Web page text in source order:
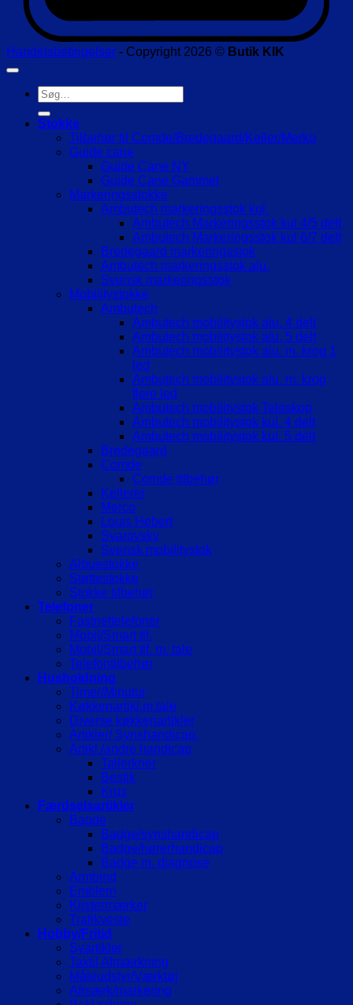
Handelsbetingelser - Copyright 2026 © Butik KIK
Søg
efter:
Stokke
Tilbehør til Comde/Bredegaard/Keller/Merko
Guide cane
Guide Cane NY
Guide Cane Gammel
Markeringsstokke
Ambutech markeringsstok kul.
Ambutech Markeringsstok kul 4/5 delt
Ambutech Markeringsstok kul 6/7 delt
Bredegaard markeringsstok
Ambutech markeringsstok alu.
Svensk markeringsstok
Mobilitystokke
Ambutech
Ambutech mobilitystok alu. 4 delt
Ambutech mobilitystok alu. 5 delt
Ambutech mobilitystok alu. m. krog 1
led
Ambutech mobilitystok alu. m. krog
flere led
Ambutech mobilitystok Teleskop
Ambutech mobilitystok kul. 4 delt
Ambutech mobilitystok kul. 5 delt
Bredegaard
Comde
Comde tilbehør
Kellerer
Merco
Louis Hebert
Svarovsky
Svensk mobilitystok
Albuestokke
Støttestokke
Stokke tilbehør
Telefoner
Fastnettelefoner
Mobil/Smart tlf.
Mobil/Smart tlf. m. tale
Telefontilbehør
Husholdning
Timer/Minutur
Køkkenartikl.m.tale
Diverse køkkenartikler
Artikler/ Synshandicap.
Artikl./andre handicap
Tallerkner
Bestik
Krus
Færdselsartikler
Bagde
Badge/synshandicap
Badge/hørerhandicap
Badge m. diagnose
Armbind
Emblem
Klistermærker
Trafikveste
Hobby/Fritid
Syartikler
Taktil Afmærkning
Måleudstyr/Værktøj
Afmærk/markering